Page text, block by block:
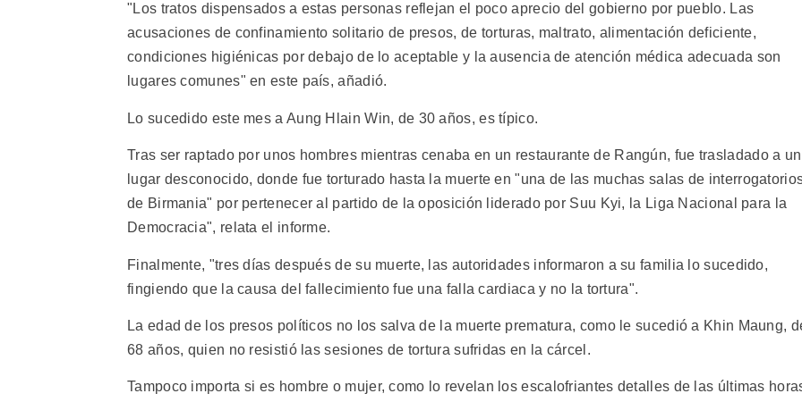
"Los tratos dispensados a estas personas reflejan el poco aprecio del gobierno por pueblo. Las
acusaciones de confinamiento solitario de presos, de torturas, maltrato, alimentación deficiente,
condiciones higiénicas por debajo de lo aceptable y la ausencia de atención médica adecuada son
lugares comunes" en este país, añadió.
Lo sucedido este mes a Aung Hlain Win, de 30 años, es típico.
Tras ser raptado por unos hombres mientras cenaba en un restaurante de Rangún, fue trasladado a un
lugar desconocido, donde fue torturado hasta la muerte en "una de las muchas salas de
de Birmania" por pertenecer al partido de la oposición liderado por Suu Kyi, la Liga Nacional para la
Democracia", relata el informe.
Finalmente, "tres días después de su muerte, las autoridades informaron a su familia lo sucedido,
fingiendo que la causa del fallecimiento fue una falla cardiaca y no la tortura".
La edad de los presos políticos no los salva de la muerte prematura, como le sucedió a Khin Maung,
68 años, quien no resistió las sesiones de tortura sufridas en la cárcel.
Tampoco importa si es hombre o mujer, como lo revelan los escalofriantes detalles de las últimas